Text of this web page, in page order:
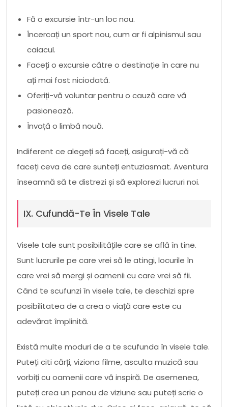
Fă o excursie într-un loc nou.
Încercați un sport nou, cum ar fi alpinismul sau
caiacul.
Faceți o excursie către o destinație în care nu
ați mai fost niciodată.
Oferiți-vă voluntar pentru o cauză care vă
pasionează.
Învață o limbă nouă.
Indiferent ce alegeți să faceți, asigurați-vă că
faceți ceva de care sunteți entuziasmat. Aventura
înseamnă să te distrezi și să explorezi lucruri noi.
IX. Cufundă-Te În Visele Tale
Visele tale sunt posibilitățile care se află în tine.
Sunt lucrurile pe care vrei să le atingi, locurile în
care vrei să mergi și oamenii cu care vrei să fii.
Când te scufunzi în visele tale, te deschizi spre
posibilitatea de a crea o viață care este cu
adevărat împlinită.
Există multe moduri de a te scufunda în visele tale.
Puteți citi cărți, viziona filme, asculta muzică sau
vorbiți cu oamenii care vă inspiră. De asemenea,
puteți crea un panou de viziune sau puteți scrie o